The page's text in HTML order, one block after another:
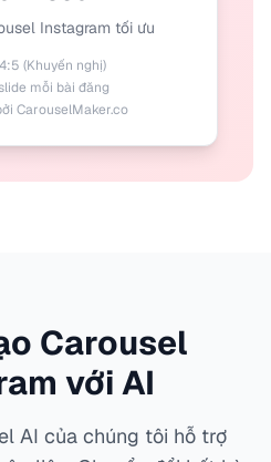
Instagram tối ưu
(Khuyến nghị)
mỗi bài đăng
CarouselMaker.co
Carousel
với AI
AI của chúng tôi hỗ trợ